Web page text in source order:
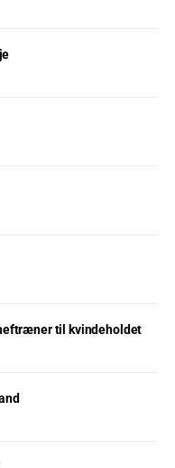
til kvindeholdet